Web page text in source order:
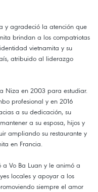
y agradeció la atención que
brindan a los compatriotas
vietnamita y su
atribuido al liderazgo
Niza en 2003 para estudiar.
profesional y en 2016
a su dedicación, su
a su esposa, hijos y
ampliando su restaurante y
en Francia.
a Vo Ba Luan y le animó a
locales y apoyar a los
siempre el amor